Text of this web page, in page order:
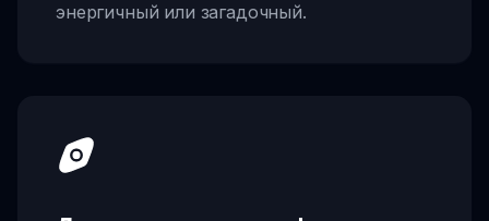
энергичный или загадочный.